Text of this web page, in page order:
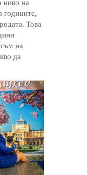
ниво на
годините,
Това
на
да